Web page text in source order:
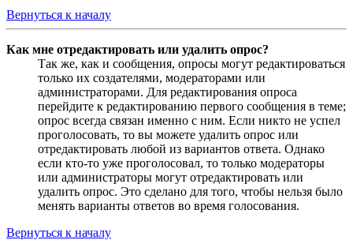
Вернуться к началу
Как мне отредактировать или удалить опрос?
Так же, как и сообщения, опросы могут редактироваться
только их создателями, модераторами или
администраторами. Для редактирования опроса
перейдите к редактированию первого сообщения в теме;
опрос всегда связан именно с ним. Если никто не успел
проголосовать, то вы можете удалить опрос или
отредактировать любой из вариантов ответа. Однако
если кто-то уже проголосовал, то только модераторы
или администраторы могут отредактировать или
удалить опрос. Это сделано для того, чтобы нельзя было
менять варианты ответов во время голосования.
Вернуться к началу